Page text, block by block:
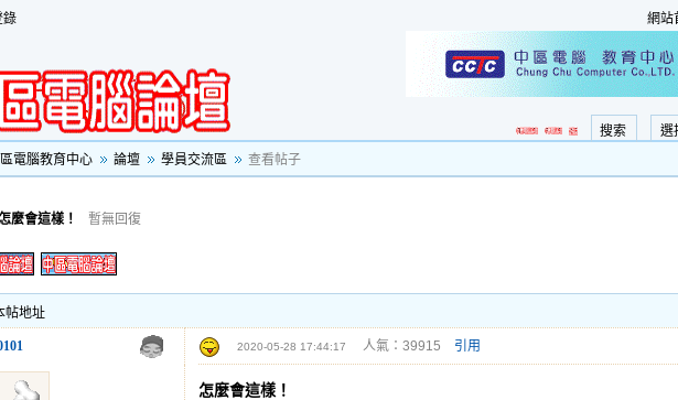
錄 網站
選
搜索
電腦教育中心
論壇 學員交流區 查看帖子
麼會這樣！ 暫無回復
帖地址
2020-05-28 17:44:17 人氣：39915 引用
怎麼會這樣！